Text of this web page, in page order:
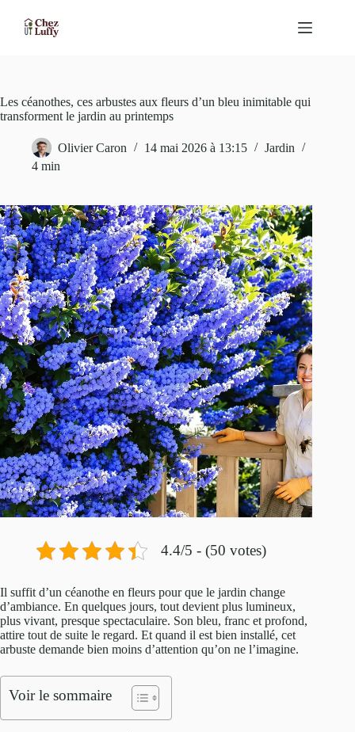
contenu
Les céanothes, ces arbustes aux fleurs d’un bleu inimitable qui
transforment le jardin au printemps
Olivier Caron 14 mai 2026 à 13:15
Jardin
4 min
4.4/5 - (50 votes)
Il suffit d’un céanothe en fleurs pour que le jardin change
d’ambiance. En quelques jours, tout devient plus lumineux,
plus vivant, presque spectaculaire. Son bleu, franc et profond,
attire tout de suite le regard. Et quand il est bien installé, cet
arbuste demande bien moins d’attention qu’on ne l’imagine.
Voir le sommaire